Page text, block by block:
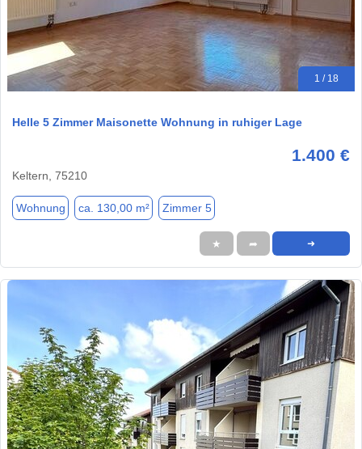
1 / 18
Helle 5 Zimmer Maisonette Wohnung in ruhiger Lage
1.400 €
Keltern, 75210
Wohnung ca. 130,00 m² Zimmer 5
★ ➦ ➜